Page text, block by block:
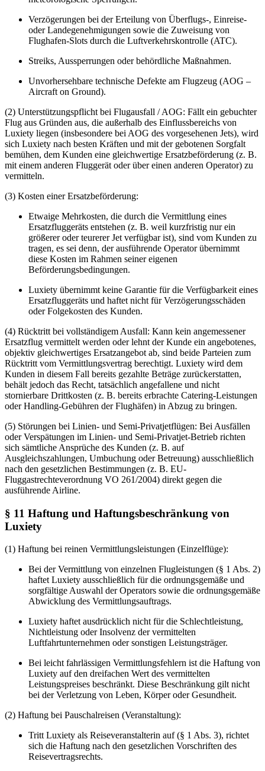
Verzögerungen bei der Erteilung von Überflugs-, Einreise-
oder Landegenehmigungen sowie die Zuweisung von
Flughafen-Slots durch die Luftverkehrskontrolle (ATC).
Streiks, Aussperrungen oder behördliche Maßnahmen.
Unvorhersehbare technische Defekte am Flugzeug (AOG –
Aircraft on Ground).
(2) Unterstützungspflicht bei Flugausfall / AOG: Fällt ein gebuchter
Flug aus Gründen aus, die außerhalb des Einflussbereichs von
Luxiety liegen (insbesondere bei AOG des vorgesehenen Jets), wird
sich Luxiety nach besten Kräften und mit der gebotenen Sorgfalt
bemühen, dem Kunden eine gleichwertige Ersatzbeförderung (z. B.
mit einem anderen Fluggerät oder über einen anderen Operator) zu
vermitteln.
(3) Kosten einer Ersatzbeförderung:
Etwaige Mehrkosten, die durch die Vermittlung eines
Ersatzfluggeräts entstehen (z. B. weil kurzfristig nur ein
größerer oder teurerer Jet verfügbar ist), sind vom Kunden zu
tragen, es sei denn, der ausführende Operator übernimmt
diese Kosten im Rahmen seiner eigenen
Beförderungsbedingungen.
Luxiety übernimmt keine Garantie für die Verfügbarkeit eines
Ersatzfluggeräts und haftet nicht für Verzögerungsschäden
oder Folgekosten des Kunden.
(4) Rücktritt bei vollständigem Ausfall: Kann kein angemessener
Ersatzflug vermittelt werden oder lehnt der Kunde ein angebotenes,
objektiv gleichwertiges Ersatzangebot ab, sind beide Parteien zum
Rücktritt vom Vermittlungsvertrag berechtigt. Luxiety wird dem
Kunden in diesem Fall bereits gezahlte Beträge zurückerstatten,
behält jedoch das Recht, tatsächlich angefallene und nicht
stornierbare Drittkosten (z. B. bereits erbrachte Catering-Leistungen
oder Handling-Gebühren der Flughäfen) in Abzug zu bringen.
(5) Störungen bei Linien- und Semi-Privatjetflügen: Bei Ausfällen
oder Verspätungen im Linien- und Semi-Privatjet-Betrieb richten
sich sämtliche Ansprüche des Kunden (z. B. auf
Ausgleichszahlungen, Umbuchung oder Betreuung) ausschließlich
nach den gesetzlichen Bestimmungen (z. B. EU-
Fluggastrechteverordnung VO 261/2004) direkt gegen die
ausführende Airline.
§ 11 Haftung und Haftungsbeschränkung von
Luxiety
(1) Haftung bei reinen Vermittlungsleistungen (Einzelflüge):
Bei der Vermittlung von einzelnen Flugleistungen (§ 1 Abs. 2)
haftet Luxiety ausschließlich für die ordnungsgemäße und
sorgfältige Auswahl der Operators sowie die ordnungsgemäße
Abwicklung des Vermittlungsauftrags.
Luxiety haftet ausdrücklich nicht für die Schlechtleistung,
Nichtleistung oder Insolvenz der vermittelten
Luftfahrtunternehmen oder sonstigen Leistungsträger.
Bei leicht fahrlässigen Vermittlungsfehlern ist die Haftung von
Luxiety auf den dreifachen Wert des vermittelten
Leistungspreises beschränkt. Diese Beschränkung gilt nicht
bei der Verletzung von Leben, Körper oder Gesundheit.
(2) Haftung bei Pauschalreisen (Veranstaltung):
Tritt Luxiety als Reiseveranstalterin auf (§ 1 Abs. 3), richtet
sich die Haftung nach den gesetzlichen Vorschriften des
Reisevertragsrechts.